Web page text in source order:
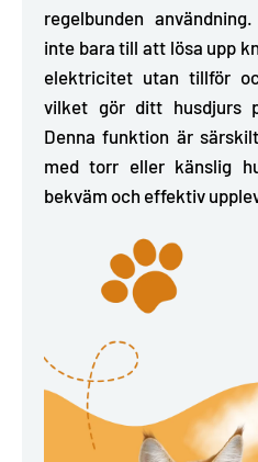
regelbunden
inte bara till att lösa upp
elektricitet utan tillför
vilket gör ditt husdjurs
Denna funktion är
med torr eller känslig
bekväm och effektiv